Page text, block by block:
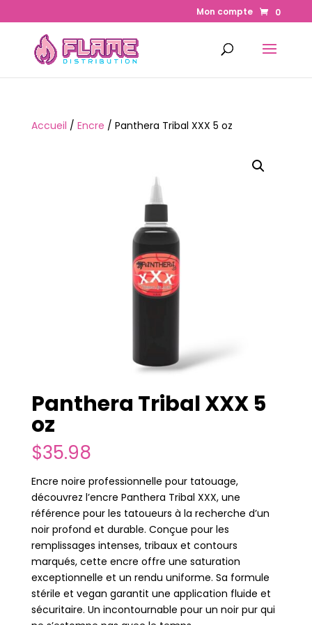
Mon compte 0
Accueil / Encre / Panthera Tribal XXX 5 oz
Panthera Tribal XXX 5
oz
$35.98
Encre noire professionnelle pour tatouage,
découvrez l’encre Panthera Tribal XXX, une
référence pour les tatoueurs à la recherche d’un
noir profond et durable. Conçue pour les
remplissages intenses, tribaux et contours
marqués, cette encre offre une saturation
exceptionnelle et un rendu uniforme. Sa formule
stérile et vegan garantit une application fluide et
sécuritaire. Un incontournable pour un noir pur qui